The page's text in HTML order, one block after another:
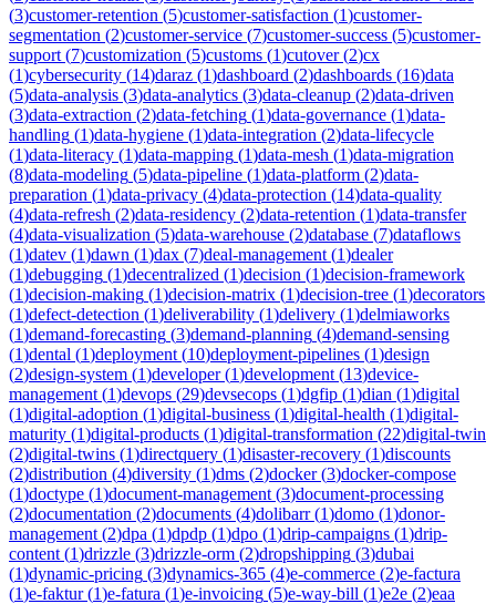
(3)customer-retention (5)customer-satisfaction (1)customer-
segmentation (2)customer-service (7)customer-success (5)customer-
support (7)customization (5)customs (1)cutover(2)cx
(1)cybersecurity (14)daraz (1)dashboard (2)dashboards (16)data
(5)data-analysis (3)data-analytics (3)data-cleanup (2)data-driven
(3)data-extraction (2)data-fetching (1)data-governance (1)data-
handling (1)data-hygiene (1)data-integration (2)data-lifecycle
(1)data-literacy (1)data-mapping (1)data-mesh (1)data-migration
(8)data-modeling (5)data-pipeline (1)data-platform (2)data-
preparation (1)data-privacy (4)data-protection (14)data-quality
(4)data-refresh (2)data-residency (2)data-retention (1)data-transfer
(4)data-visualization (5)data-warehouse (2)database (7)dataflows
(1)datev (1)dawn (1)dax (7)deal-management (1)dealer
(1)debugging (1)decentralized (1)decision (1)decision-framework
(1)decision-making (1)decision-matrix (1)decision-tree (1)decorators
(1)defect-detection (1)deliverability (1)delivery (1)delmiaworks
(1)demand-forecasting (3)demand-planning (4)demand-sensing
(1)dental (1)deployment (10)deployment-pipelines (1)design
(2)design-system (1)developer(1)development (13)device-
management (1)devops (29)devsecops (1)dgfip (1)dian (1)digital
(1)digital-adoption (1)digital-business (1)digital-health (1)digital-
maturity (1)digital-products (1)digital-transformation (22)digital-twin
(2)digital-twins (1)directquery (1)disaster-recovery (1)discounts
(2)distribution (4)diversity (1)dms (2)docker(3)docker-compose
(1)doctype (1)document-management (3)document-processing
(2)documentation (2)documents (4)dolibarr(1)domo (1)donor-
management (2)dpa (1)dpdp (1)dpo (1)drip-campaigns (1)drip-
content (1)drizzle (3)drizzle-orm (2)dropshipping (3)dubai
(1)dynamic-pricing (3)dynamics-365 (4)e-commerce (2)e-factura
(1)e-faktur(1)e-fatura (1)e-invoicing (5)e-way-bill (1)e2e (2)eaa